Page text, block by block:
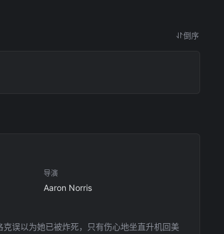
倒序
导演
Aaron Norris
误以为她已被炸死，只有伤心地坐直升机回美